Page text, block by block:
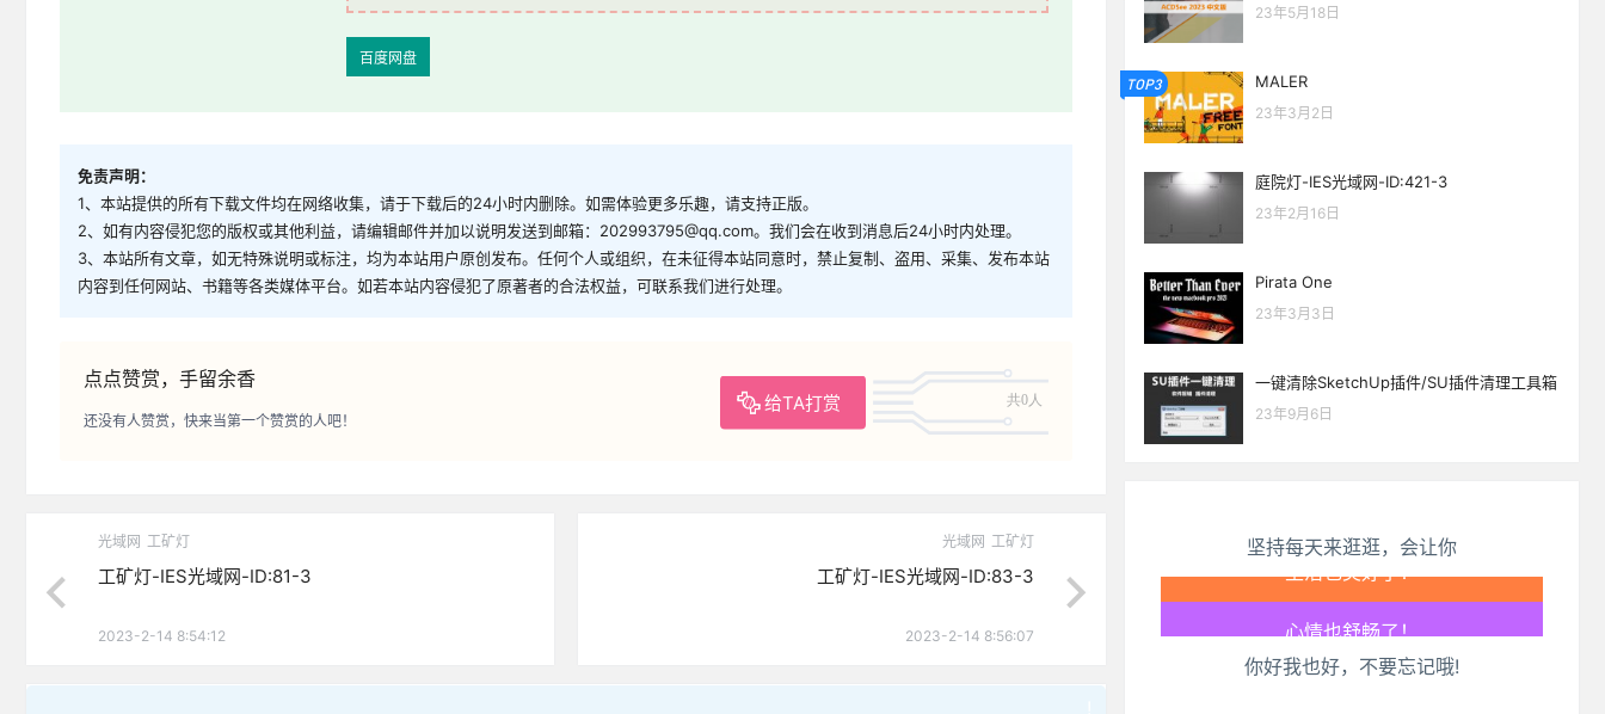
百度网盘
免责声明：
1、本站提供的所有下载文件均在网络收集，请于下载后的24小时内删除。如需体验更多乐趣，请支持正版。
2、如有内容侵犯您的版权或其他利益，请编辑邮件并加以说明发送到邮箱：202993795@qq.com。我们会在收到消息后24小时内处理。
3、本站所有文章，如无特殊说明或标注，均为本站用户原创发布。任何个人或组织，在未征得本站同意时，禁止复制、盗用、采集、发布本站
内容到任何网站、书籍等各类媒体平台。如若本站内容侵犯了原著者的合法权益，可联系我们进行处理。
点点赞赏，手留余香
给TA打赏 共0人
还没有人赞赏，快来当第一个赞赏的人吧！
光域网 工矿灯
工矿灯-IES光域网-ID:81-3
2023-2-14 8:54:12
光域网 工矿灯
工矿灯-IES光域网-ID:83-3
2023-2-14 8:56:07
23年5月18日
TOP3 MALER
23年3月2日
庭院灯-IES光域网-ID:421-3
23年2月16日
Pirata One
23年3月3日
一键清除SketchUp插件/SU插件清理工具箱
23年9月6日
坚持每天来逛逛，会让你
生活也美好了！
心情也舒畅了！
你好我也好，不要忘记哦!